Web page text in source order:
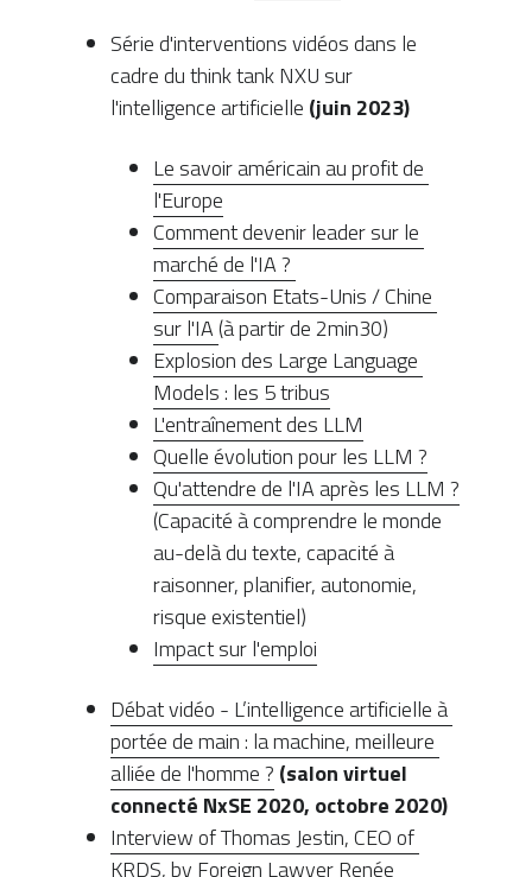
Série d'interventions vidéos dans le
cadre du think tank NXU sur
l'intelligence artificielle (juin 2023)
Le savoir américain au profit de
l'Europe
Comment devenir leader sur le
marché de l'IA ?
Comparaison Etats-Unis / Chine
sur l'IA (à partir de 2min30)
Explosion des Large Language
Models : les 5 tribus
L'entraînement des LLM
Quelle évolution pour les LLM ?
Qu'attendre de l'IA après les LLM ?
(Capacité à comprendre le monde
au-delà du texte, capacité à
raisonner, planifier, autonomie,
risque existentiel)
Impact sur l'emploi
Débat vidéo - L’intelligence artificielle à
portée de main : la machine, meilleure
alliée de l'homme ? (salon virtuel
connecté NxSE 2020, octobre 2020)
Interview of Thomas Jestin, CEO of
KRDS, by Foreign Lawyer Renée